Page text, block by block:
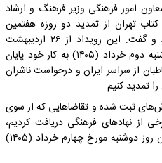
امور فرهنگی وزیر فرهنگ و ارشاد
تهران از تمدید دو روزه هفتمین
نمایشگاه مجازی کتاب تهران خبر داد و گفت: این رویداد از ۲۶ اردیبهشت‌
(۱۴۰۵) آغاز شد و قرار بود در تاریخ شنبه دوم خرداد (۱۴۰۵) به کار خود پایان
از سراسر ایران و درخواست ناشران
تمدید کنیم.
ثبت شده و تقاضاهایی که از سوی
از نهادهای فرهنگی دریافت کردیم،
تصمیم گرفته شد تا این رویداد تا پایان روز دوشنبه مورخ چهارم خرداد (۱۴۰۵)